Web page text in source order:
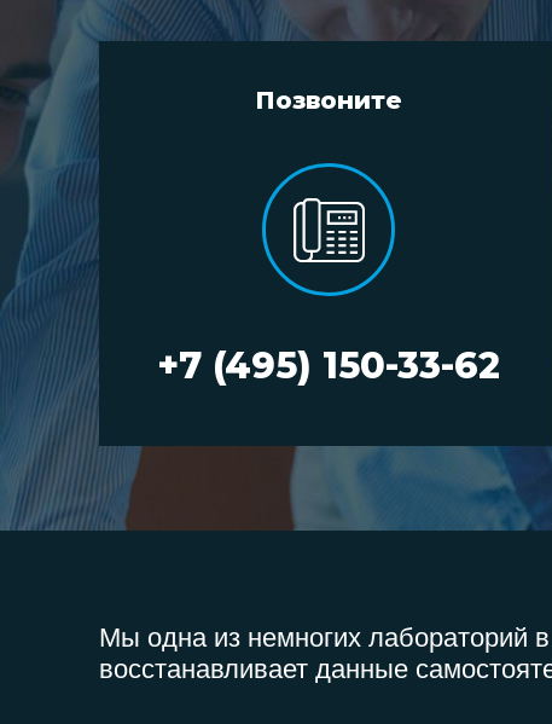
Позвоните
+7 (495) 150-33-62
Мы одна из немногих лабораторий
восстанавливает данные